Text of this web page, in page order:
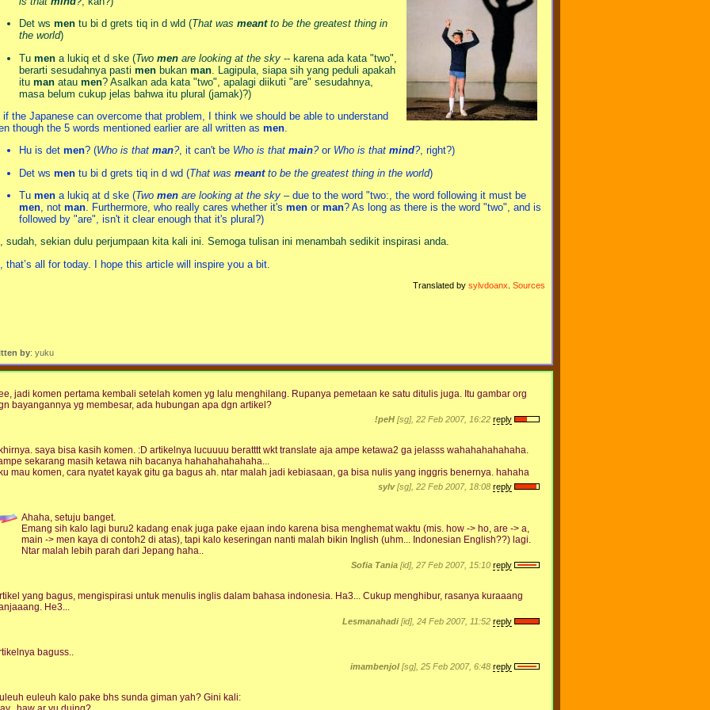
Det ws men tu bi d grets tiq in d wld (That was meantto be the greatest thing in
the world)
Tu men a lukiq et d ske (Two men are looking at the sky -- karena ada kata "two",
berarti sesudahnya pasti men bukan man . Lagipula, siapa sih yang peduli apakah
itu man atau men? Asalkan ada kata "two", apalagi diikuti "are" sesudahnya,
masa belum cukup jelas bahwa itu plural (jamak)?)
if the Japanese can overcome that problem, I think we should be able to understand
though the 5 words mentioned earlier are all written as men.
Hu is det men? (Who is that man?, it can't be Who is that main?or Who is that mind?, right?)
Det ws men tu bi d grets tiq in d wd (That was meantto be the greatest thing in the world)
Tu men a lukiq at d ske (Two men are looking at the sky – due to the word "two:, the word following it must be
men, not man. Furthermore, who really cares whether it's men or man? As long as there is the word "two", and is
followed by "are", isn't it clear enough that it's plural?)
sudah, sekian dulu perjumpaan kita kali ini. Semoga tulisan ini menambah sedikit inspirasi anda.
that’s all for today. I hope this article will inspire you a bit.
Translated by sylvdoanx Sources
by: yuku
jadi komen pertama kembali setelah komen yg lalu menghilang. Rupanya pemetaan ke satu ditulis juga. Itu gambar org
bayangannya yg membesar, ada hubungan apa dgn artikel?
!peH [sg], 22 Feb 2007, 16:22 reply
saya bisa kasih komen. :D artikelnya lucuuuu beratttt wkt translate aja ampe ketawa2 ga jelasss wahahahahahaha.
sekarang masih ketawa nih bacanya hahahahahahaha...
mau komen, cara nyatet kayak gitu ga bagus ah. ntar malah jadi kebiasaan, ga bisa nulis yang inggris benernya. hahaha
sylv[sg], 22 Feb 2007, 18:08 reply
Ahaha, setuju banget.
Emang sih kalo lagi buru2 kadang enak juga pake ejaan indo karena bisa menghemat waktu (mis. how -> ho, are -> a,
main -> men kaya di contoh2 di atas), tapi kalo keseringan nanti malah bikin Inglish (uhm... Indonesian English??) lagi.
Ntar malah lebih parah dari Jepang haha..
Sofia Tania [id], 27 Feb 2007, 15:10 reply
yang bagus, mengispirasi untuk menulis inglis dalam bahasa indonesia. Ha3... Cukup menghibur, rasanya kuraaang
He3...
Lesmanahadi [id], 24 Feb 2007, 11:52 reply
baguss..
imambenjol [sg], 25 Feb 2007, 6:48 reply
euleuh kalo pake bhs sunda giman yah? Gini kali: